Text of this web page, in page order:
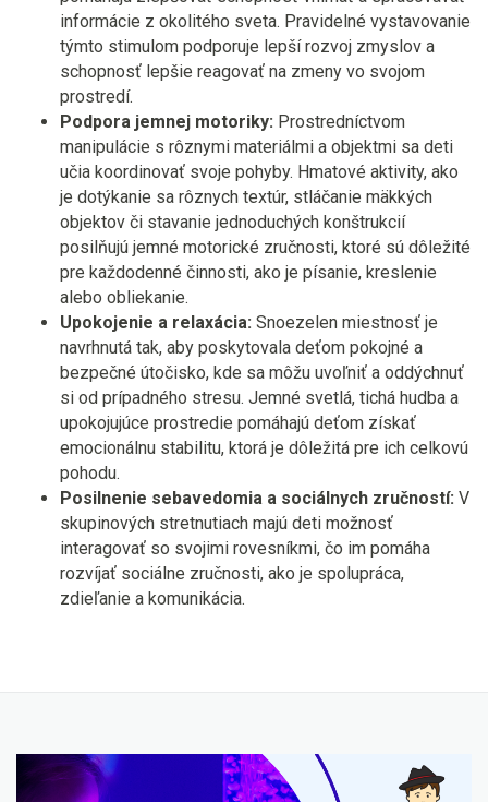
informácie z okolitého sveta. Pravidelné vystavovanie
týmto stimulom podporuje lepší rozvoj zmyslov a
schopnosť lepšie reagovať na zmeny vo svojom
prostredí.
Podpora jemnej motoriky: Prostredníctvom
manipulácie s rôznymi materiálmi a objektmi sa deti
učia koordinovať svoje pohyby. Hmatové aktivity, ako
je dotýkanie sa rôznych textúr, stláčanie mäkkých
objektov či stavanie jednoduchých konštrukcií
posilňujú jemné motorické zručnosti, ktoré sú dôležité
pre každodenné činnosti, ako je písanie, kreslenie
alebo obliekanie.
Upokojenie a relaxácia: Snoezelen miestnosť je
navrhnutá tak, aby poskytovala deťom pokojné a
bezpečné útočisko, kde sa môžu uvoľniť a oddýchnuť
si od prípadného stresu. Jemné svetlá, tichá hudba a
upokojujúce prostredie pomáhajú deťom získať
emocionálnu stabilitu, ktorá je dôležitá pre ich celkovú
pohodu.
Posilnenie sebavedomia a sociálnych zručností: V
skupinových stretnutiach majú deti možnosť
interagovať so svojimi rovesníkmi, čo im pomáha
rozvíjať sociálne zručnosti, ako je spolupráca,
zdieľanie a komunikácia.